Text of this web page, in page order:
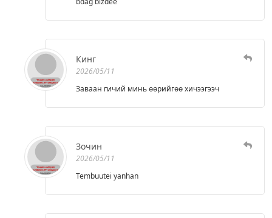
Кинг
2026/05/11
Заваан гичий минь өөрийгөө хичээгээч
Зочин
2026/05/11
Tembuutei yanhan